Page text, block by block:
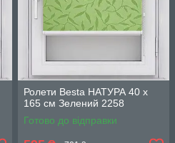
Ролети Besta НАТУРА 40 х
165 см Зелений 2258
Готово до відправки